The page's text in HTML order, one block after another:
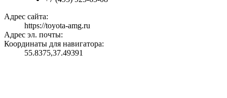
Адрес сайта:
https://toyota-amg.ru
Адрес эл. почты:
Координаты для навигатора:
55.8375,37.49391